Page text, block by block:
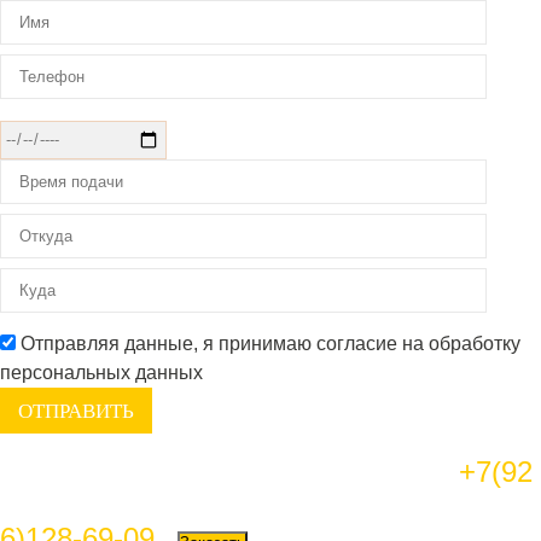
Отправляя данные, я принимаю согласие на обработку
персональных данных
+7(92